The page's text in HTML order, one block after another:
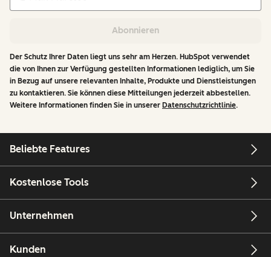
Abonnieren
Der Schutz Ihrer Daten liegt uns sehr am Herzen. HubSpot verwendet
die von Ihnen zur Verfügung gestellten Informationen lediglich, um Sie
in Bezug auf unsere relevanten Inhalte, Produkte und Dienstleistungen
zu kontaktieren. Sie können diese Mitteilungen jederzeit abbestellen.
Weitere Informationen finden Sie in unserer Datenschutzrichtlinie.
Beliebte Features
Kostenlose Tools
Unternehmen
Kunden